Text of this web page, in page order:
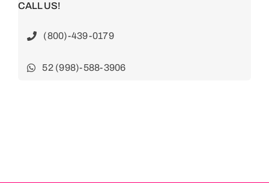
CALL US!
(800)-439-0179
52 (998)-588-3906